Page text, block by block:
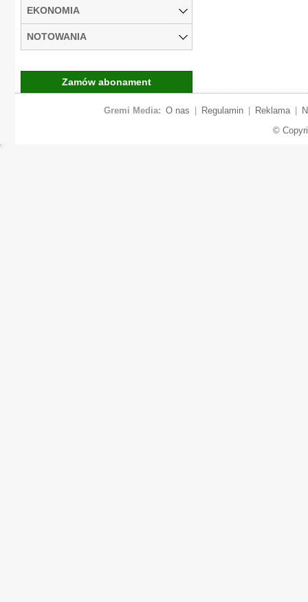
EKONOMIA
NOTOWANIA
Zamów abonament
Gremi Media: O nas Regulamin Reklama
©